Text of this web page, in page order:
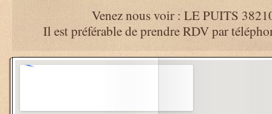
Venez nous voir : LE PUITS
Il est préférable de prendre RDV par